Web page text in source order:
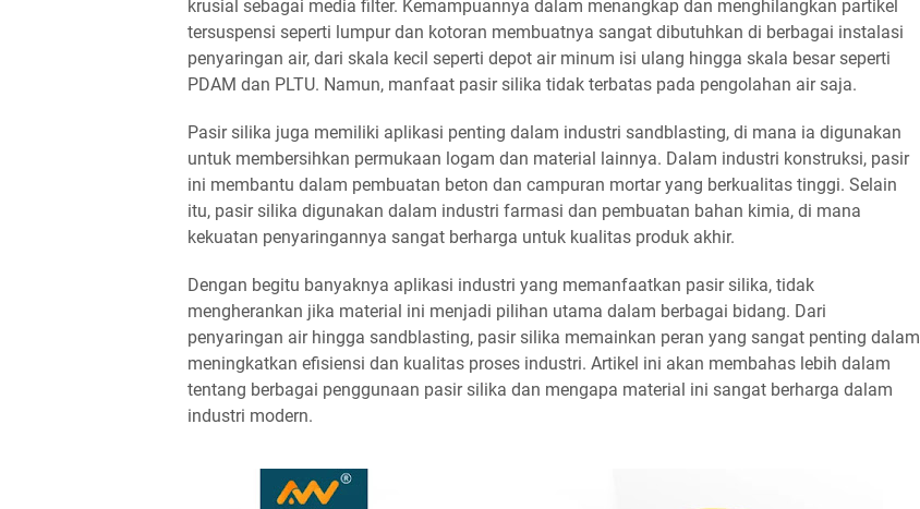
krusial sebagai media filter. Kemampuannya dalam menangkap dan menghilangkan partikel
tersuspensi seperti lumpur dan kotoran membuatnya sangat dibutuhkan di berbagai instalasi
penyaringan air, dari skala kecil seperti depot air minum isi ulang hingga skala besar seperti
PDAM dan PLTU. Namun, manfaat pasir silika tidak terbatas pada pengolahan air saja.
Pasir silika juga memiliki aplikasi penting dalam industri sandblasting, di mana ia digunakan
untuk membersihkan permukaan logam dan material lainnya. Dalam industri konstruksi, pasir
ini membantu dalam pembuatan beton dan campuran mortar yang berkualitas tinggi. Selain
itu, pasir silika digunakan dalam industri farmasi dan pembuatan bahan kimia, di mana
kekuatan penyaringannya sangat berharga untuk kualitas produk akhir.
Dengan begitu banyaknya aplikasi industri yang memanfaatkan pasir silika, tidak
mengherankan jika material ini menjadi pilihan utama dalam berbagai bidang. Dari
penyaringan air hingga sandblasting, pasir silika memainkan peran yang sangat penting dalam
meningkatkan efisiensi dan kualitas proses industri. Artikel ini akan membahas lebih dalam
tentang berbagai penggunaan pasir silika dan mengapa material ini sangat berharga dalam
industri modern.